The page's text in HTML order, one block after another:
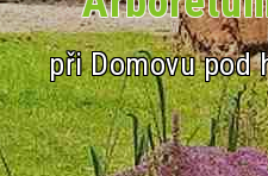
při Domovu pod